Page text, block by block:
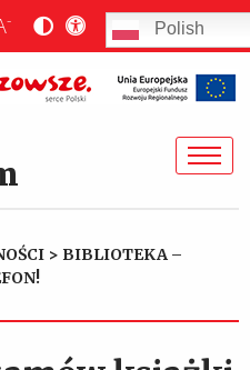
- Polish
> BIBLIOTEKA –